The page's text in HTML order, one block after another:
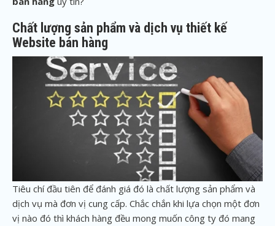
Chất lượng sản phẩm và dịch vụ thiết kế
Website bán hàng
Tiêu chí đầu tiên để đánh giá đó là chất lượng sản phẩm và
dịch vụ mà đơn vị cung cấp. Chắc chắn khi lựa chọn một đơn
vị nào đó thì khách hàng đều mong muốn công ty đó mang